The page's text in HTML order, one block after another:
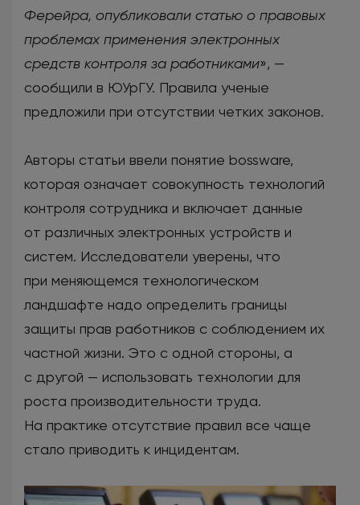
Ферейра, опубликовали статью о правовых
проблемах применения электронных
средств контроля за работниками», —
сообщили в ЮУрГУ. Правила ученые
предложили при отсутствии четких законов.
Авторы статьи ввели понятие bossware,
которая означает совокупность технологий
контроля сотрудника и включает данные
от различных электронных устройств и
систем. Исследователи уверены, что
при меняющемся технологическом
ландшафте надо определить границы
защиты прав работников с соблюдением их
частной жизни. Это с одной стороны, а
с другой — использовать технологии для
роста производительности труда.
На практике отсутствие правил все чаще
стало приводить к инцидентам.